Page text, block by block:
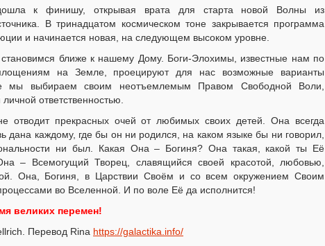
к финишу, открывая врата для старта новой Волны из
В тринадцатом космическом тоне закрывается программа
и начинается новая, на следующем высоком уровне.
ближе к нашему Дому. Боги-Элохимы, известные нам по
на Земле, проецируют для нас возможные варианты
мы выбираем своим неотъемлемым Правом Свободной Воли,
ответственностью.
отводит прекрасных очей от любимых своих детей. Она всегда
дана каждому, где бы он ни родился, на каком языке бы ни говорил,
ни был. Какая Она – Богиня? Она такая, какой ты Её
– Всемогущий Творец, славящийся своей красотой, любовью,
Она, Богиня, в Царствии Своём и со всем окружением Своим
во Вселенной. И по воле Её да исполнится!
великих перемен!
Перевод Rina https://galactika.info/